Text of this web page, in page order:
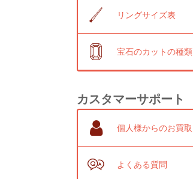
リングサイズ表
宝石のカットの種類
カスタマーサポート
個人様からのお買取
よくある質問